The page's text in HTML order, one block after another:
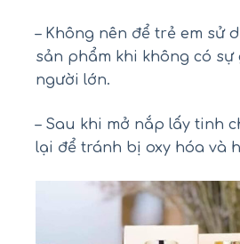
– Không nên để trẻ em sử
sản phẩm khi không có sự
người lớn.
– Sau khi mở nắp lấy tinh
lại để tránh bị oxy hóa và